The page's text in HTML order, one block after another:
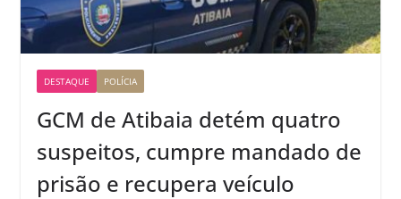
DESTAQUE POLÍCIA
GCM de Atibaia detém quatro
suspeitos, cumpre mandado de
prisão e recupera veículo